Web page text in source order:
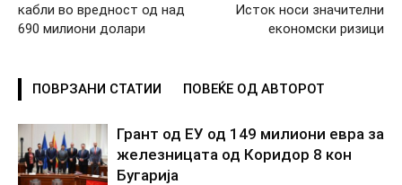
кабли во вредност од над
690 милиони долари
Исток носи значителни
економски ризици
ПОВРЗАНИ СТАТИИ ПОВЕЌЕ ОД АВТОРОТ
Грант од ЕУ од 149 милиони евра за
железницата од Коридор 8 кон
Бугарија